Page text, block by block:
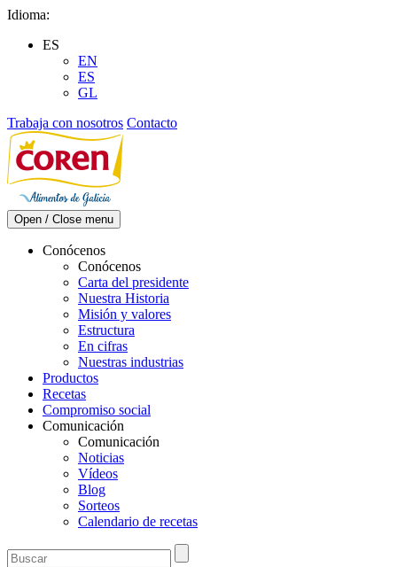
Skip
content
Idioma:
ES
EN
ES
GL
Trabaja con nosotros Contacto
Open / Close menu
Conócenos
Conócenos
Carta del presidente
Nuestra Historia
Misión y valores
Estructura
En cifras
Nuestras industrias
Productos
Recetas
Compromiso social
Comunicación
Comunicación
Noticias
Vídeos
Blog
Sorteos
Calendario de recetas